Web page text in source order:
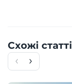
гірше. Ці
упродовж
менше
Схожі статті